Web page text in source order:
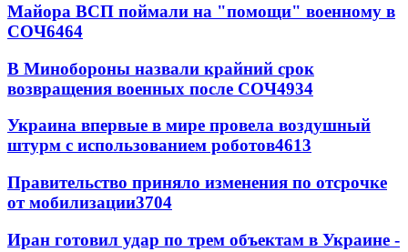
Майора ВСП поймали на "помощи" военному в
СОЧ6464
В Минобороны назвали крайний срок
возвращения военных после СОЧ4934
Украина впервые в мире провела воздушный
штурм с использованием роботов4613
Правительство приняло изменения по отсрочке
от мобилизации3704
Иран готовил удар по трем объектам в Украине -